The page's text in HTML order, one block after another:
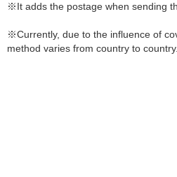
※It adds the postage when sending
※Currently, due to the influence of
method varies from country to country.